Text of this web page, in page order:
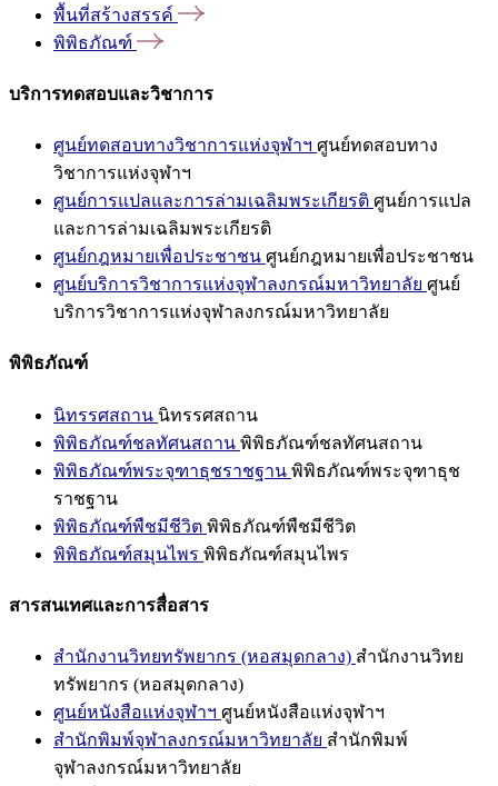
พื้นที่สร้างสรรค์
พิพิธภัณฑ์
บริการทดสอบและวิชาการ
ศูนย์ทดสอบทางวิชาการแห่งจุฬาฯ ศูนย์ทดสอบทาง
วิชาการแห่งจุฬาฯ
ศูนย์การแปลและการล่ามเฉลิมพระเกียรติ ศูนย์การแปล
และการล่ามเฉลิมพระเกียรติ
ศูนย์กฎหมายเพื่อประชาชน ศูนย์กฎหมายเพื่อประชาชน
ศูนย์บริการวิชาการแห่งจุฬาลงกรณ์มหาวิทยาลัย ศูนย์
บริการวิชาการแห่งจุฬาลงกรณ์มหาวิทยาลัย
พิพิธภัณฑ์
นิทรรศสถาน นิทรรศสถาน
พิพิธภัณฑ์ชลทัศนสถาน พิพิธภัณฑ์ชลทัศนสถาน
พิพิธภัณฑ์พระจุฑาธุชราชฐาน พิพิธภัณฑ์พระจุฑาธุช
ราชฐาน
พิพิธภัณฑ์พืชมีชีวิต พิพิธภัณฑ์พืชมีชีวิต
พิพิธภัณฑ์สมุนไพร พิพิธภัณฑ์สมุนไพร
สารสนเทศและการสื่อสาร
สำนักงานวิทยทรัพยากร (หอสมุดกลาง) สำนักงานวิทย
ทรัพยากร (หอสมุดกลาง)
ศูนย์หนังสือแห่งจุฬาฯ ศูนย์หนังสือแห่งจุฬาฯ
สำนักพิมพ์จุฬาลงกรณ์มหาวิทยาลัย สำนักพิมพ์
จุฬาลงกรณ์มหาวิทยาลัย